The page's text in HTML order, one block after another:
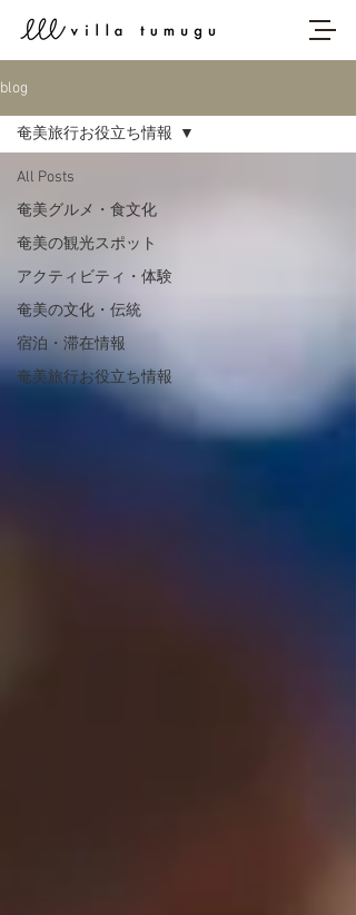
blog
All Posts
奄美グルメ・食文化
奄美の観光スポット
アクティビティ・体験
奄美の文化・伝統
宿泊・滞在情報
奄美旅行お役立ち情報
奄美旅行お役立ち情報